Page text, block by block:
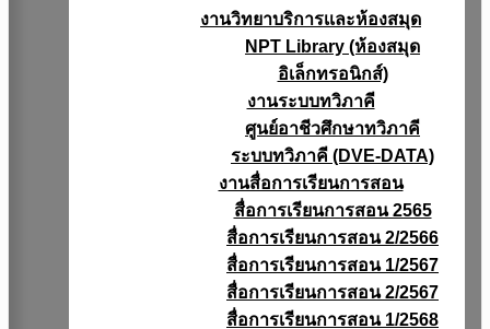
งานวิทยาบริการเเละห้องสมุด
NPT Library (ห้องสมุด
อิเล็กทรอนิกส์)
งานระบบทวิภาคี
ศูนย์อาชีวศึกษาทวิภาคี
ระบบทวิภาคี (DVE-DATA)
งานสื่อการเรียนการสอน
สื่อการเรียนการสอน 2565
สื่อการเรียนการสอน 2/2566
สื่อการเรียนการสอน 1/2567
สื่อการเรียนการสอน 2/2567
สื่อการเรียนการสอน 1/2568